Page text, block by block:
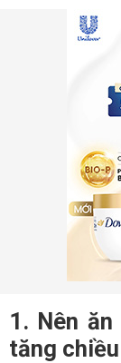
1. Nên
tăng